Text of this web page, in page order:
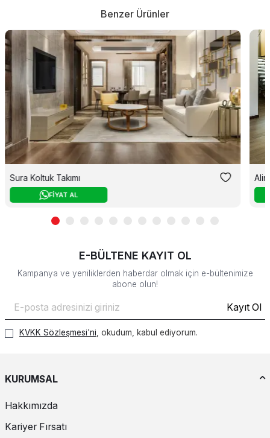
Benzer Ürünler
Sura Koltuk Takımı
FİYAT AL
Alin
E-BÜLTENE KAYIT OL
Kampanya ve yeniliklerden haberdar olmak için e-bültenimize
abone olun!
Kayıt Ol
KVKK Sözleşmesi'ni, okudum, kabul ediyorum.
KURUMSAL
Hakkımızda
Kariyer Fırsatı